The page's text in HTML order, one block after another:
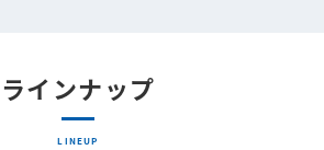
ラインナップ
LINEUP